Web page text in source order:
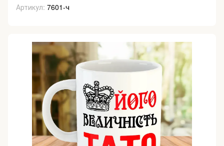
Артикул: 7601-ч